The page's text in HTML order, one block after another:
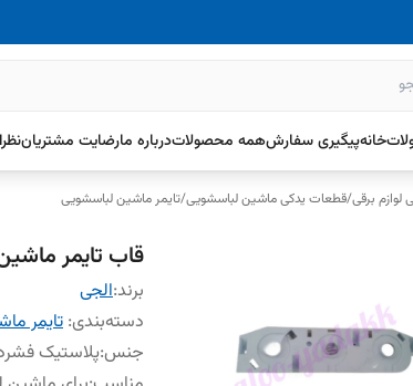
خانهپیگیری سفارشهمه محصولاتدرباره مارضایت مشتریان
برقی/قطعات یدکی ماشین لباسشویی/تایمر ماشین لباسشویی
قاب تایمر
برند:الجی
دسته‌بندی: تایمر
جنس:پلاستیک